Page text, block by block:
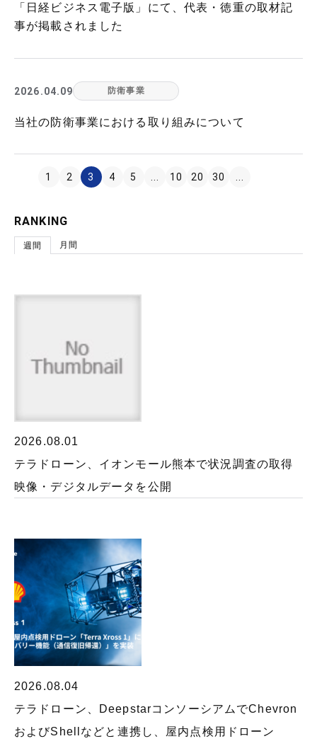
「日経ビジネス電子版」にて、代表・徳重の取材記
事が掲載されました
2026.04.09 防衛事業
当社の防衛事業における取り組みについて
1 2 3 4 5 10 20 30
RANKING
週間 月間
2026.08.01
テラドローン、イオンモール熊本で状況調査の取得
映像・デジタルデータを公開
2026.08.04
テラドローン、DeepstarコンソーシアムでChevron
およびShellなどと連携し、屋内点検用ドローン